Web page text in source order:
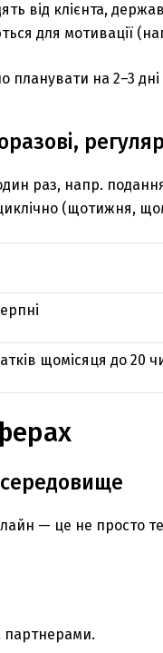
від клієнта,
для мотивації
планувати на 2–3
раз, напр.
(щотижня,
щомісяця до 20
— це не просто
партнерами.